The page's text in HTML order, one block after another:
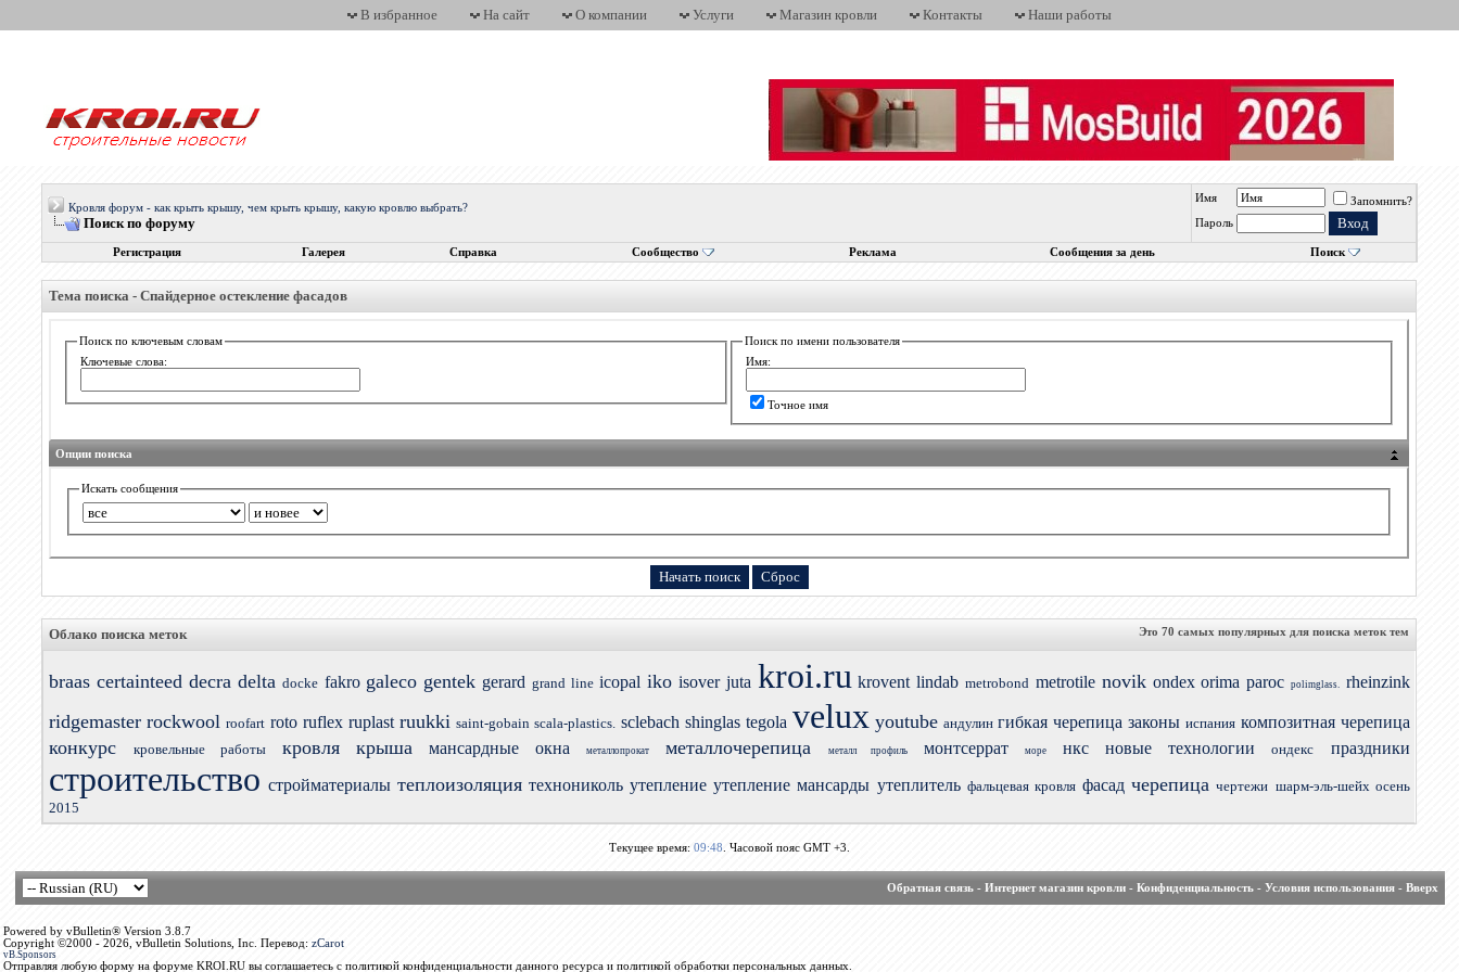
В избранное На сайт О компании Услуги Магазин кровли Контакты Наши работы
Кровля форум - как крыть крышу, чем крыть крышу, какую кровлю выбрать?
Поиск по форуму
Имя
Запомнить?
Пароль
Регистрация Галерея Справка Сообщество Реклама Сообщения за день Поиск
Тема поиска -Спайдерное остекление фасадов
Поиск по ключевым словам
Ключевые слова:
Поиск по имени пользователя
Имя:
Точное имя
Опции поиска
Искать сообщения
Это 70 самых популярных для поиска меток тем
Облако поиска меток
braas certainteed decra delta docke fakro galeco gentek gerard grand line icopal iko isover juta kroi.ru krovent lindab metrobond metrotile novik ondex orima paroc polimglass. rheinzink
ridgemaster rockwool roofart roto ruflex ruplast ruukki saint-gobain scala-plastics. sclebach shinglas tegola velux youtube андулин гибкая черепица законы испания композитная черепица
конкурс кровельные работы кровля крыша мансардные окна металлопрокат металлочерепица металл профиль монтсеррат море нкс новые технологии ондекс праздники
строительство стройматериалы теплоизоляция технониколь утепление утепление мансарды утеплитель фальцевая кровля фасад черепица чертежи шарм-эль-шейх осень
2015
Текущее время: 09:48 . Часовой пояс GMT +3.
Обратная связь- Интернет магазин кровли- Конфиденциальность- Условия использования- Вверх
Powered by vBulletin® Version 3.8.7
Copyright ©2000 - 2026, vBulletin Solutions, Inc. Перевод: zCarot
vB.Sponsors
Отправляя любую форму на форуме KROI.RU вы соглашаетесь с политикой конфиденциальности данного ресурса и политикой обработки персональных данных.